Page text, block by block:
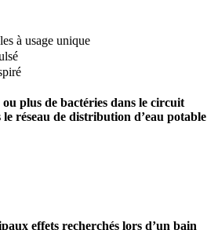
à usage unique
plus de bactéries dans le circuit
le réseau de distribution d’eau potable
effets recherchés lors d’un bain